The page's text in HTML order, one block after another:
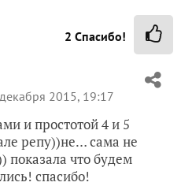
2 Спасибо!
2015, 19:17
и простотой 4 и 5
репу))не… сама не
показала что будем
спасибо!